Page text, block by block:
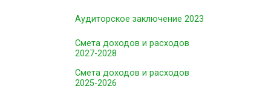
Аудиторское заключение 2023
Смета доходов и расходов
2027-2028
Смета доходов и расходов
2025-2026